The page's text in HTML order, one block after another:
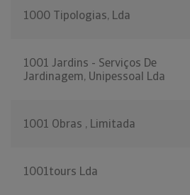
1000 Tipologias, Lda
1001 Jardins - Serviços De
Jardinagem, Unipessoal Lda
1001 Obras , Limitada
1001tours Lda